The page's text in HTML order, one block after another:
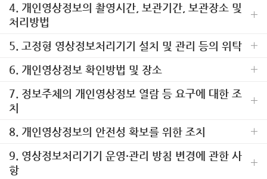
4. 개인영상정보의 촬영시간, 보관기간, 보관장소 및
처리방법
5. 고정형 영상정보처리기기 설치 및 관리 등의 위탁
6. 개인영상정보 확인방법 및 장소
7. 정보주체의 개인영상정보 열람 등 요구에 대한 조
치
8. 개인영상정보의 안전성 확보를 위한 조치
9. 영상정보처리기기 운영·관리 방침 변경에 관한 사
항